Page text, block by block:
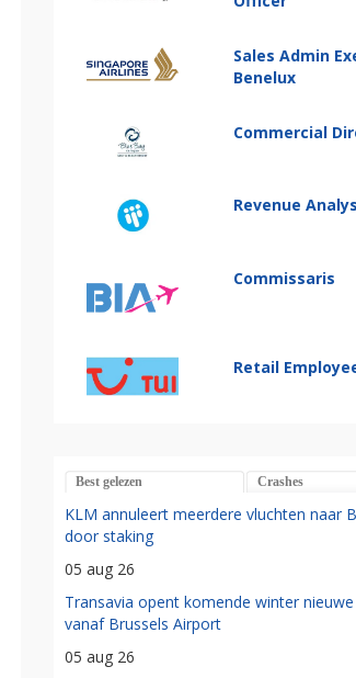
Sales Admin
Benelux
Commercial
Revenue
Commissaris
Retail
Best gelezen Crashes
KLM annuleert meerdere vluchten naar
door staking
05 aug 26
Transavia opent komende winter
vanaf Brussels Airport
05 aug 26